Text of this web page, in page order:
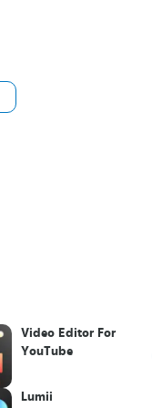
Video Editor For
YouTube
Lumii